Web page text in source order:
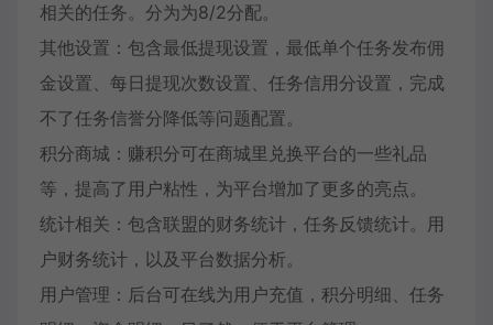
相关的任务。分为为8/2分配。
其他设置：包含最低提现设置，最低单个任务发布佣
金设置、每日提现次数设置、任务信用分设置，完成
不了任务信誉分降低等问题配置。
积分商城：赚积分可在商城里兑换平台的一些礼品
等，提高了用户粘性，为平台增加了更多的亮点。
统计相关：包含联盟的财务统计，任务反馈统计。用
户财务统计，以及平台数据分析。
用户管理：后台可在线为用户充值，积分明细、任务